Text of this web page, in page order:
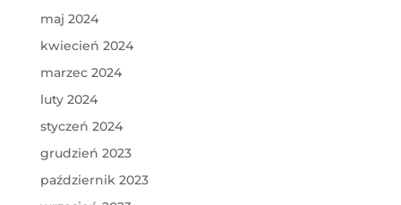
maj 2024
kwiecień 2024
marzec 2024
luty 2024
styczeń 2024
grudzień 2023
październik 2023